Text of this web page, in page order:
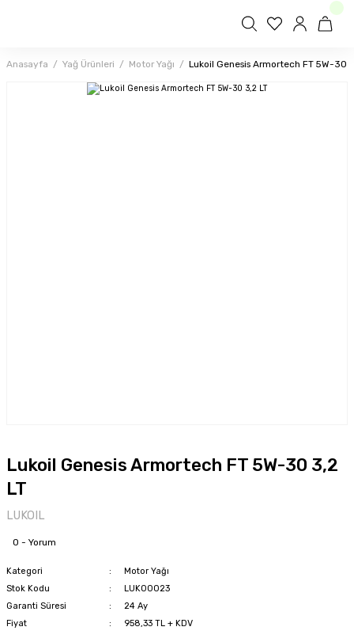
Anasayfa Yağ Ürünleri Motor Yağı Lukoil Genesis Armortech FT 5W-30
Lukoil Genesis Armortech FT 5W-30 3,2
LT
LUKOIL
0 - Yorum
Kategori
Motor Yağı
Stok Kodu
LUK00023
Garanti Süresi
24 Ay
Fiyat
958,33 TL + KDV